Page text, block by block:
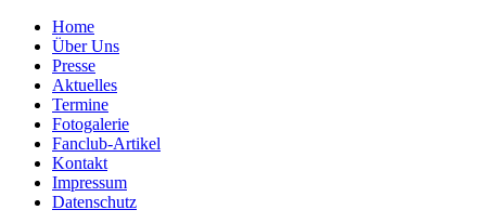
Home
Über Uns
Presse
Aktuelles
Termine
Fotogalerie
Fanclub-Artikel
Kontakt
Impressum
Datenschutz